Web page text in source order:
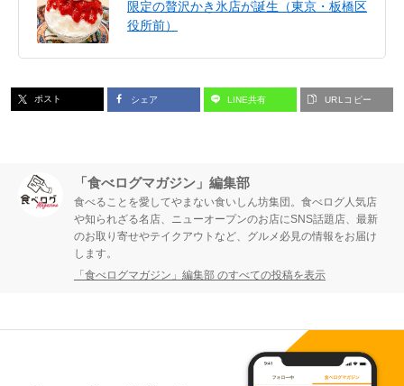
限定の贅沢かき氷店が誕生（東京・板橋区
役所前）
ポスト シェア LINE共有 URLコピー
「食べログマガジン」編集部
食べることを愛してやまない食いしん坊集団。食べログ人気店
や知られざる名店、ニューオープンのお店にSNS話題店、最新
のお取り寄せやテイクアウトなど、グルメ必見の情報をお届け
します。
「食べログマガジン」編集部 のすべての投稿を表示